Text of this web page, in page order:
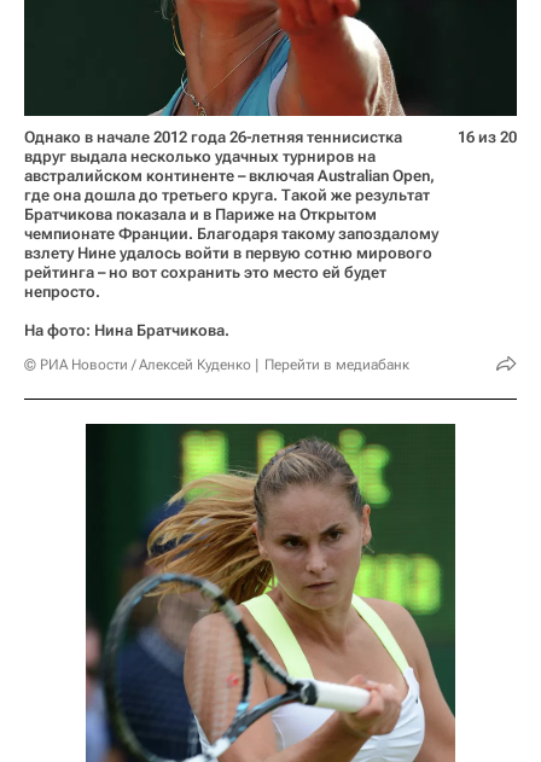
Однако в начале 2012 года 26-летняя теннисистка
вдруг выдала несколько удачных турниров на
австралийском континенте – включая Australian Open,
где она дошла до третьего круга. Такой же результат
Братчикова показала и в Париже на Открытом
чемпионате Франции. Благодаря такому запоздалому
взлету Нине удалось войти в первую сотню мирового
рейтинга – но вот сохранить это место ей будет
непросто.
На фото: Нина Братчикова.
© РИА Новости / Алексей Куденко Перейти в медиабанк
16 из 20